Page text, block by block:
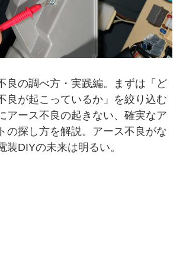
良の調べ方・実践編。まずは「ど
良が起こっているか」を絞り込む
アース不良の起きない、確実なア
の探し方を解説。アース不良がな
装DIYの未来は明るい。